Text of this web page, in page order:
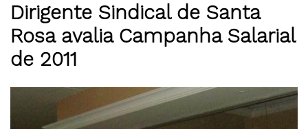
Dirigente Sindical de Santa
Rosa avalia Campanha Salarial
de 2011